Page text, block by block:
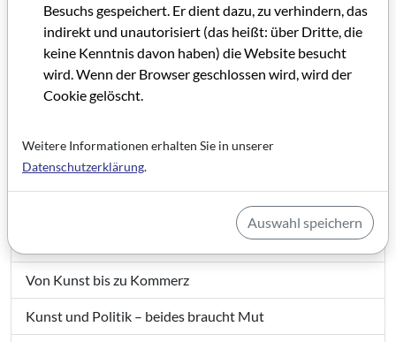
GRIP 59
Grußwort GRIP 59
Editorial GRIP 59
Große Auswahl, viele Schwerpunkte
Dem Filmnachwuchs unter die Arme greifen
Von Kunst bis zu Kommerz
Kunst und Politik – beides braucht Mut
Besuchs gespeichert. Er dient dazu, zu verhindern, das
indirekt und unautorisiert (das heißt: über Dritte, die
keine Kenntnis davon haben) die Website besucht
wird. Wenn der Browser geschlossen wird, wird der
Cookie gelöscht.
Weitere Informationen erhalten Sie in unserer
Datenschutzerklärung.
Auswahl speichern